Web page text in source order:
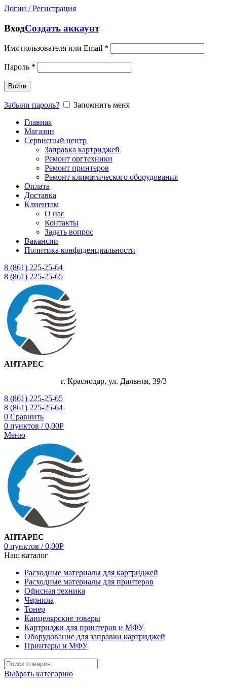
Логин / Регистрация
ВходСоздать аккаунт
Имя пользователя или Email *
Пароль *
Войти
Забыли пароль?
Запомнить меня
Главная
Магазин
Сервисный центр
Заправка картриджей
Ремонт оргтехники
Ремонт принтеров
Ремонт климатического оборудования
Оплата
Доставка
Клиентам
О нас
Контакты
Задать вопрос
Вакансии
Политика конфиденциальности
8 (861) 225-25-64
8 (861) 225-25-65
АНТАРЕС
г. Краснодар, ул. Дальняя, 39/3
8 (861) 225-25-65
8 (861) 225-25-64
0 Сравнить
0 пунктов / 0,00Р
Меню
АНТАРЕС
0 пунктов / 0,00Р
Наш каталог
Расходные материалы для картриджей
Расходные материалы для принтеров
Офисная техника
Чернила
Тонер
Канцелярские товары
Картриджи для принтеров и МФУ
Оборудование для заправки картриджей
Принтеры и МФУ
Выбрать категорию